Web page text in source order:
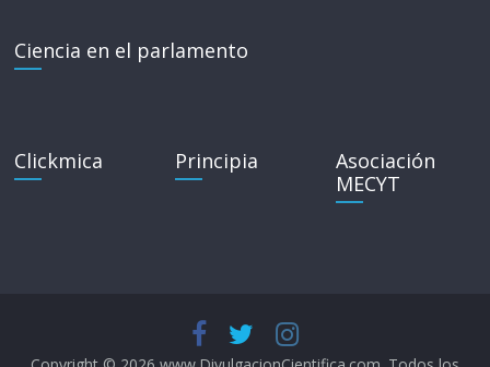
Ciencia en el parlamento
Clickmica Principia
Asociación
MECYT